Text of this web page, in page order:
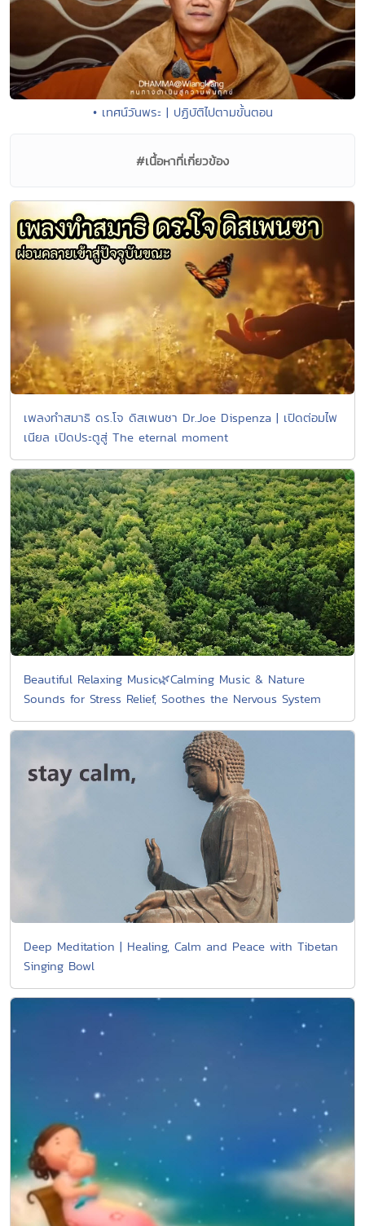
• เทศน์วันพระ | ปฏิบัติไปตามขั้นตอน
#เนื้อหาที่เกี่ยวข้อง
เพลงทำสมาธิ ดร.โจ ดิสเพนซา Dr.Joe Dispenza | เปิดต่อมไพ
เนียล เปิดประตูสู่ The eternal moment
Beautiful Relaxing Music🌿Calming Music & Nature
Sounds for Stress Relief, Soothes the Nervous System
Deep Meditation | Healing, Calm and Peace with Tibetan
Singing Bowl